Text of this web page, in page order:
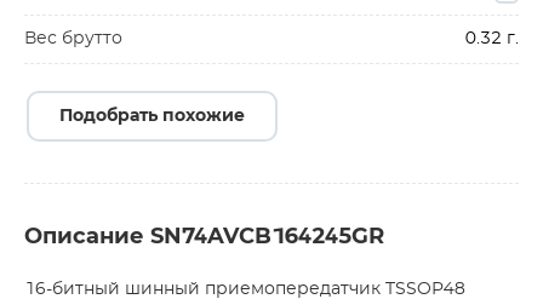
Вес брутто 0.32 г.
Подобрать похожие
Описание SN74AVCB164245GR
16-битный шинный приемопередатчик TSSOP48